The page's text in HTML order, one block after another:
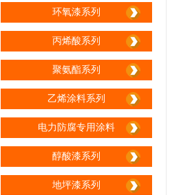
环氧漆系列
丙烯酸系列
聚氨酯系列
乙烯涂料系列
电力防腐专用涂料
醇酸漆系列
地坪漆系列
生产区间